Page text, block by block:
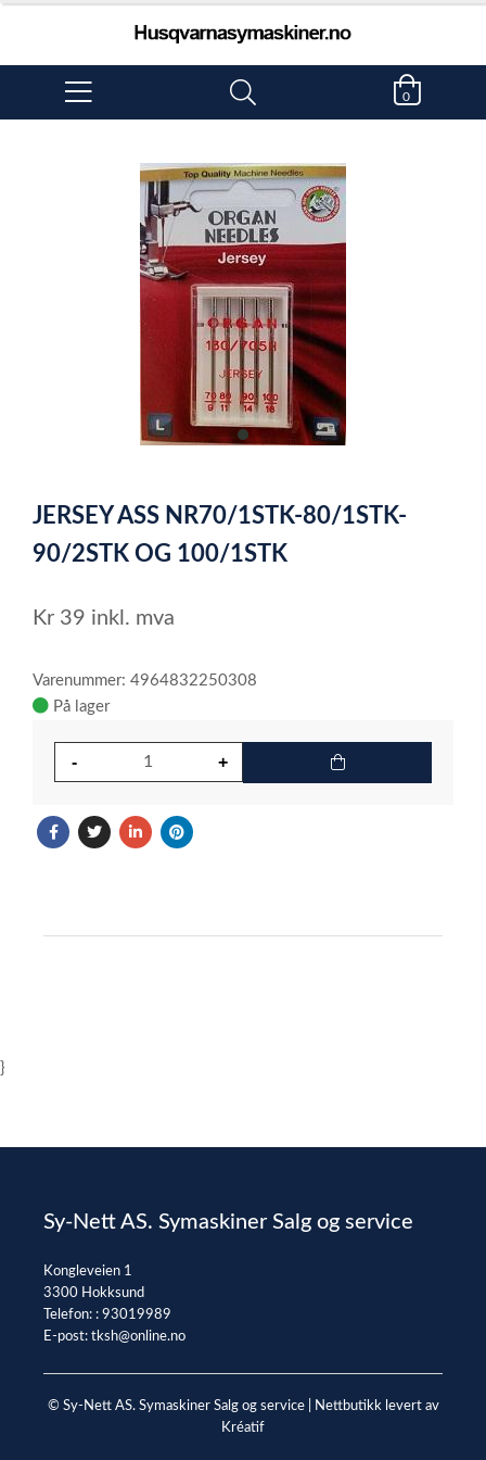
0
item
of
1
JERSEY ASS NR70/1STK-80/1STK-
90/2STK OG 100/1STK
Kr 39 inkl. mva
Varenummer: 4964832250308
På lager
}
Sy-Nett AS. Symaskiner Salg og service
Kongleveien 1
3300 Hokksund
Telefon: : 93019989
E-post: tksh@online.no
© Sy-Nett AS. Symaskiner Salg og service |
Nettbutikk levert av
Kréatif